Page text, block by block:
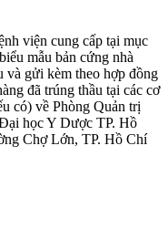
viện cung cấp tại mục
mẫu bản cứng nhà
và gửi kèm theo hợp đồng
đã trúng thầu tại các cơ
có) về Phòng Quản trị
học Y Dược TP. Hồ
Chợ Lớn, TP. Hồ Chí